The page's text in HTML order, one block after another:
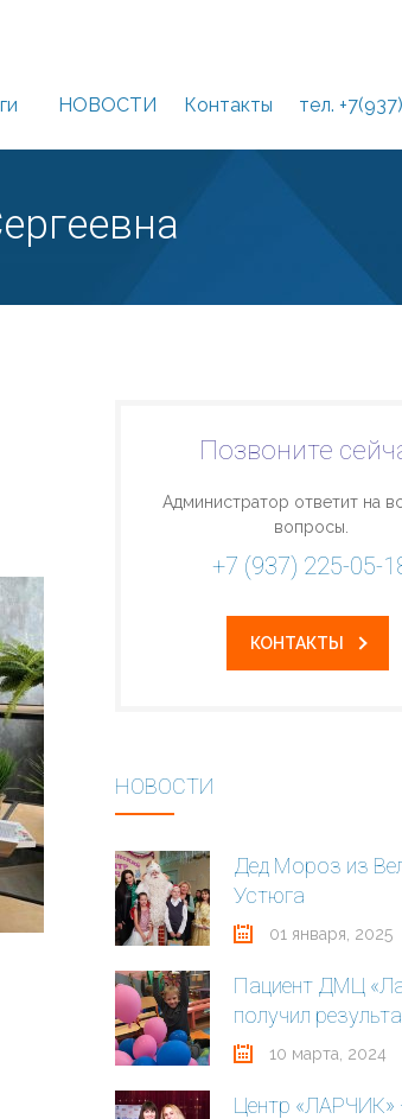
НОВОСТИ Контакты тел.
Позвоните
Администратор ответит на
вопросы.
+7 (937) 225-05-
КОНТАКТЫ
НОВОСТИ
Дед Мороз из
Устюга
01 января, 2025
Пациент ДМЦ
получил
10 марта, 2024
Центр «ЛАРЧИК»